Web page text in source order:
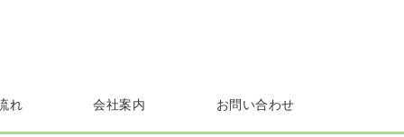
れ 会社案内 お問い合わせ